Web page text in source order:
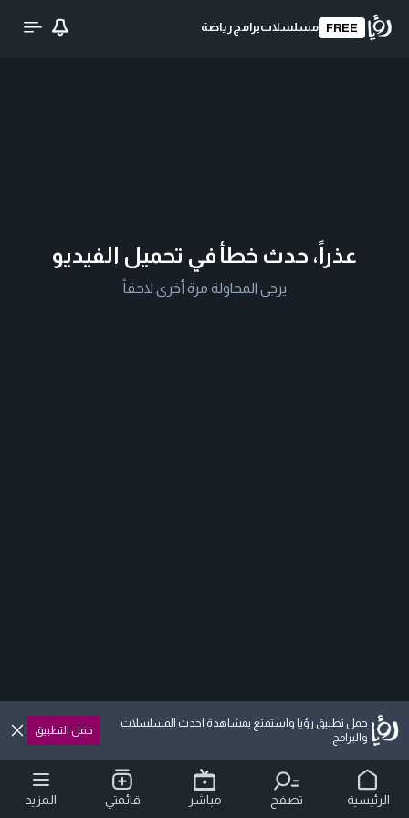
FREE مسلسلاتبرامج رياضة
عذراً، حدث خطأ في تحميل الفيديو
يرجى المحاولة مرة أخرى لاحقاً
حمل تطبيق رؤيا واستمتع بمشاهدة احدث المسلسلات
والبرامج
حمل التطبيق
الرئيسية تصفح مباشر قائمتي المزيد